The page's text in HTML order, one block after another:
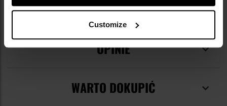
Customize
OPINIE
WARTO DOKUPIĆ